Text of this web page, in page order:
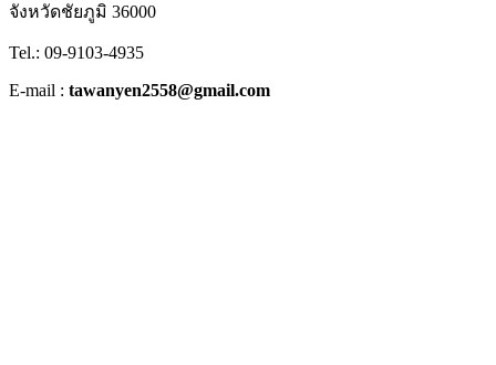
จังหวัดชัยภูมิ 36000
Tel.: 09-9103-4935
E-mail : tawanyen2558@gmail.com